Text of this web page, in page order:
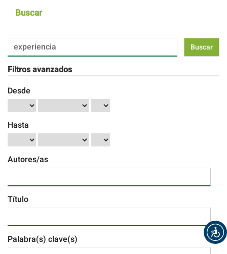
Buscar
Buscar
artículos
por
Filtros avanzados
Desde
Hasta
Autores/as
Título
Palabra(s) clave(s)